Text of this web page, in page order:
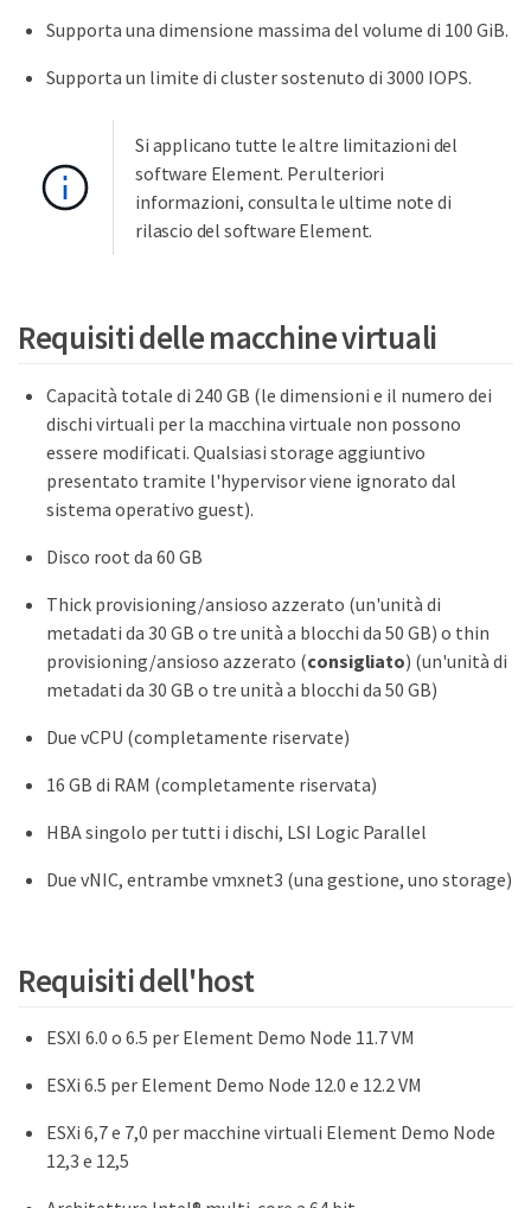
Supporta una dimensione massima del volume di 100 GiB.
Supporta un limite di cluster sostenuto di 3000 IOPS.
Si applicano tutte le altre limitazioni del
software Element. Per ulteriori
informazioni, consulta le ultime note di
rilascio del software Element.
Requisiti delle macchine virtuali
Capacità totale di 240 GB (le dimensioni e il numero dei
dischi virtuali per la macchina virtuale non possono
essere modificati. Qualsiasi storage aggiuntivo
presentato tramite l'hypervisor viene ignorato dal
sistema operativo guest).
Disco root da 60 GB
Thick provisioning/ansioso azzerato (un'unità di
metadati da 30 GB o tre unità a blocchi da 50 GB) o thin
provisioning/ansioso azzerato (consigliato) (un'unità di
metadati da 30 GB o tre unità a blocchi da 50 GB)
Due vCPU (completamente riservate)
16 GB di RAM (completamente riservata)
HBA singolo per tutti i dischi, LSI Logic Parallel
Due vNIC, entrambe vmxnet3 (una gestione, uno storage)
Requisiti dell'host
ESXI 6.0 o 6.5 per Element Demo Node 11.7 VM
ESXi 6.5 per Element Demo Node 12.0 e 12.2 VM
ESXi 6,7 e 7,0 per macchine virtuali Element Demo Node
12,3 e 12,5